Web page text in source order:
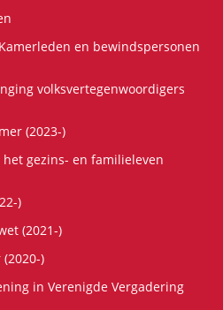
en bewindspersonen
volksvertegenwoordigers
(2023-)
gezins- en familieleven
)
(2021-)
)
in Verenigde Vergadering